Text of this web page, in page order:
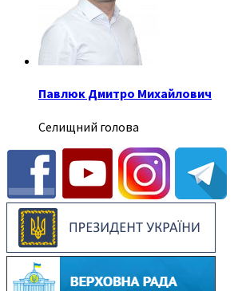
Павлюк Дмитро Михайлович
Селищний голова